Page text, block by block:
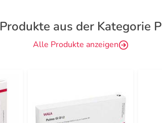
Produkte aus der Kategorie P
Alle Produkte anzeigen